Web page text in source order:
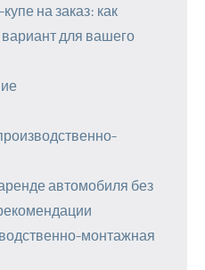
на заказ: как
для вашего
автомобиля без
монтажная